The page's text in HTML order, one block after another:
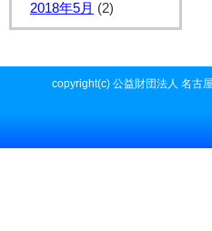
2018年5月 (2)
copyright(c) 公益財団法人 名古